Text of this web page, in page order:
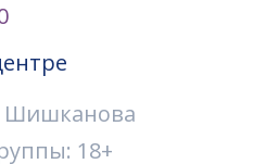
Шишканова
18+